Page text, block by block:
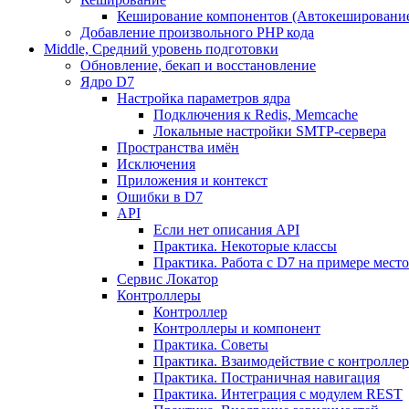
Кеширование компонентов
Добавление произвольного PHP кода
Middle, Средний уровень подготовки
Обновление, бекап и восстановление
Ядро D7
Настройка параметров ядра
Подключения к Redis, Memcache
Локальные настройки SMTP-сервера
Пространства имён
Исключения
Приложения и контекст
Ошибки в D7
API
Если нет описания API
Практика. Некоторые классы
Практика. Работа с D7 на примере
Сервис Локатор
Контроллеры
Контроллер
Контроллеры и компонент
Практика. Советы
Практика. Взаимодействие с
Практика. Постраничная навигация
Практика. Интеграция с модулем REST